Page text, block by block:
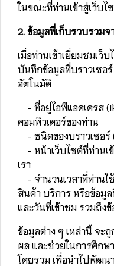
ในขณะที่ท่านเข้าสู่เว็บไ
2. ข้อมูลที่เก็บรวบรวมจ
เมื่อท่านเข้าเยี่ยมชมเว็
บันทึกข้อมูลที่บราวเซอร์
อัตโนมัติ
- ที่อยู่ไอพีแอดเดรส
คอมพิวเตอร์ของท่าน
- ชนิดของบราวเซอร์
- หน้าเว็บไซต์ที่ท่านเ
เรา
- จำนวนเวลาที่ท่านใ
สินค้า บริการ หรือข้อมูล
และวันที่เข้าชม รวมถึง
ข้อมูลต่าง ๆ เหล่านี้ จะถู
ผล และช่วยในการศึกษ
โดยรวม เพื่อนำไปพัฒน